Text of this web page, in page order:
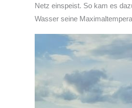
Netz einspeist. So kam es
Wasser seine